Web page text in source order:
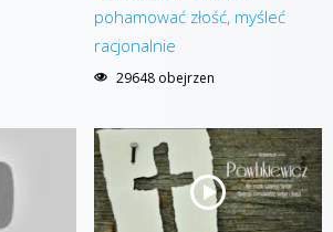
pohamować złość, myśleć
racjonalnie
29648 obejrzen